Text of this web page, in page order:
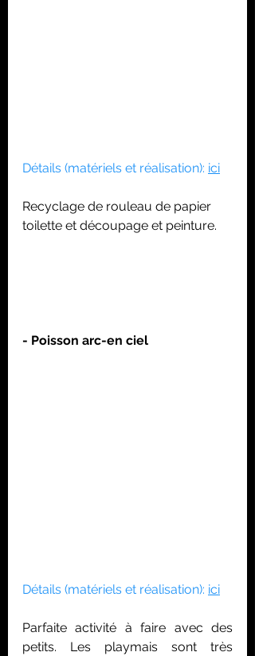
Détails (matériels et réalisation): ici
Recyclage de rouleau de papier
toilette et découpage et peinture.
- Poisson arc-en ciel
Détails (matériels et réalisation): ici
Parfaite activité à faire avec des
petits. Les playmais sont très